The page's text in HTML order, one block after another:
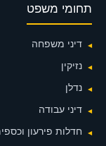
תחומי משפט
דיני משפחה
נזיקין
נדלן
דיני עבודה
חדלות פירעון